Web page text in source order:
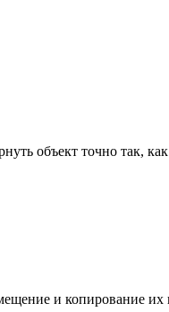
объект точно так, как
и копирование их